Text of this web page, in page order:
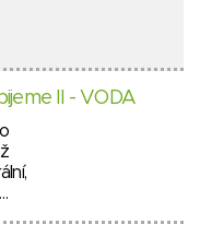
II - VODA